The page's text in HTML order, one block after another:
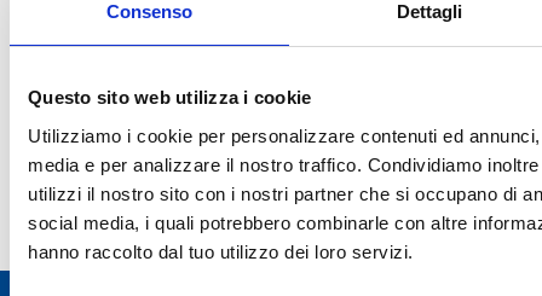
Consenso Dettagli
Questo sito web utilizza i cookie
Utilizziamo i cookie per personalizzare contenuti ed
media e per analizzare il nostro traffico. Condividiamo
utilizzi il nostro sito con i nostri partner che si occupano di
social media, i quali potrebbero combinarle con altre
hanno raccolto dal tuo utilizzo dei loro servizi.
progetti di didattica inclusiva.
corso
negli istituti scolastici sardi.
Condividi: Facebook
X